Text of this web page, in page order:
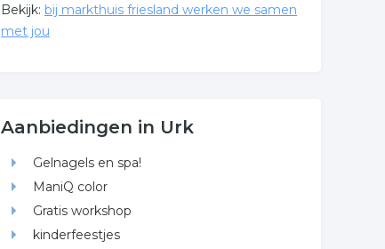
Bekijk: bij markthuis friesland werken we samen
met jou
Aanbiedingen in Urk
Gelnagels en spa!
ManiQ color
Gratis workshop
kinderfeestjes